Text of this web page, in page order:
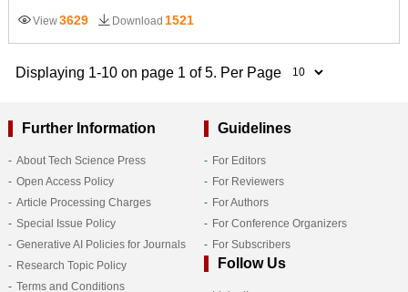
View3629 Download 1521
Displaying 1-10 on page 1 of 5. Per Page
Further Information
About Tech Science Press
Open Access Policy
Article Processing Charges
Special Issue Policy
Generative AI Policies for Journals
Research Topic Policy
Terms and Conditions
Guidelines
For Editors
For Reviewers
For Authors
For Conference Organizers
For Subscribers
Follow Us